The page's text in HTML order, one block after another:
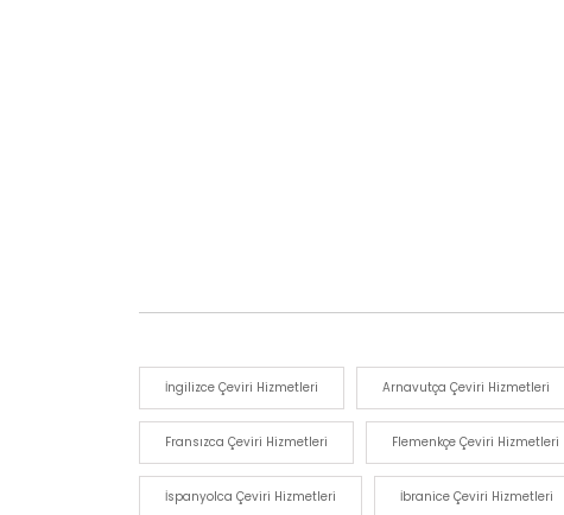
İngilizce Çeviri Hizmetleri Arnavutça Çeviri Hizmetleri
Fransızca Çeviri Hizmetleri Flemenkçe Çeviri Hizmetleri
İspanyolca Çeviri Hizmetleri İbranice Çeviri Hizmetleri